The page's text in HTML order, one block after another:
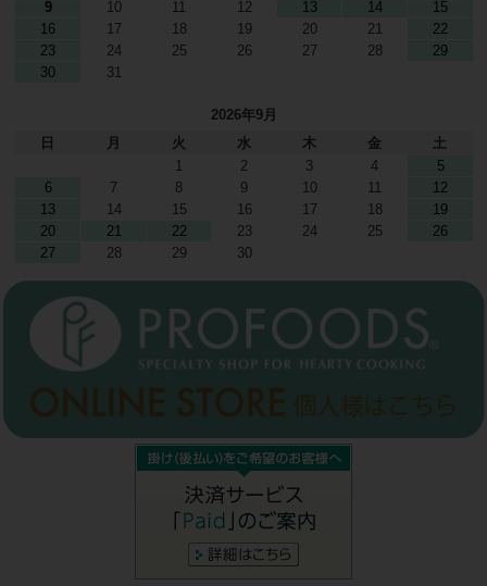
9
10 11 12 13 14
15
16
17 18 19 20 21
22
23
24 25 26 27 28
29
30
31
2026年9月
日
月 火 水 木 金
土
1
2 3 4
5
6
7 8 9 10 11
12
13
14 15 16 17 18
19
20
21 22 23 24 25
26
27
28 29 30